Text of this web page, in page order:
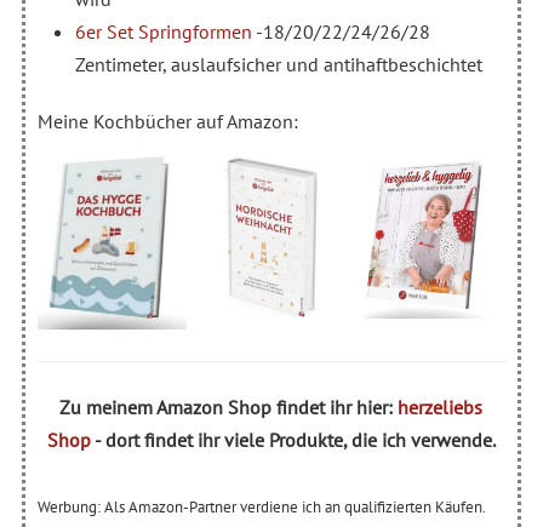
6er Set Springformen -18/20/22/24/26/28
Zentimeter, auslaufsicher und antihaftbeschichtet
Meine Kochbücher auf Amazon:
Zu meinem Amazon Shop findet ihr hier: herzeliebs
Shop- dort findet ihr viele Produkte, die ich verwende.
Werbung: Als Amazon-Partner verdiene ich an qualifizierten Käufen.